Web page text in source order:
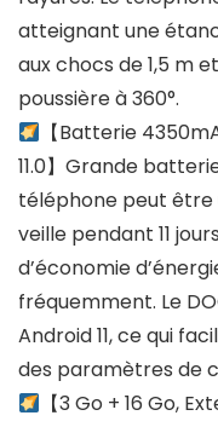
atteignant une
aux chocs de 1,5 m
poussière à 360°.
【Batterie
11.0】Grande
téléphone peut être
veille pendant 11
d’économie
fréquemment. Le
Android 11, ce qui
des paramètres de
【3 Go + 16 Go,